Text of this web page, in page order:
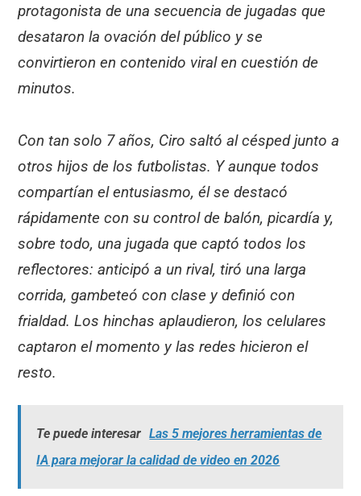
protagonista de una secuencia de jugadas que
desataron la ovación del público y se
convirtieron en contenido viral en cuestión de
minutos.
Con tan solo 7 años, Ciro saltó al césped junto a
otros hijos de los futbolistas. Y aunque todos
compartían el entusiasmo, él se destacó
rápidamente con su control de balón, picardía y,
sobre todo, una jugada que captó todos los
reflectores: anticipó a un rival, tiró una larga
corrida, gambeteó con clase y definió con
frialdad. Los hinchas aplaudieron, los celulares
captaron el momento y las redes hicieron el
resto.
Te puede interesar Las 5 mejores herramientas de
IA para mejorar la calidad de video en 2026